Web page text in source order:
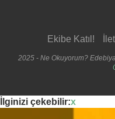
Ekibe Katıl!
2025 - Ne Okuyorum?
İlginizi çekebilir:x